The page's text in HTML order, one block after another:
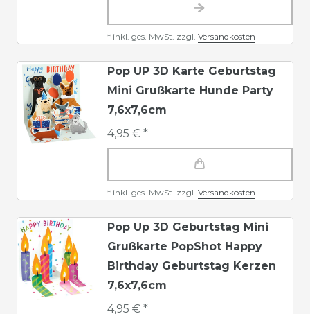
* inkl. ges. MwSt. zzgl. Versandkosten
Pop UP 3D Karte Geburtstag
Mini Grußkarte Hunde Party
7,6x7,6cm
4,95 € *
* inkl. ges. MwSt. zzgl. Versandkosten
Pop Up 3D Geburtstag Mini
Grußkarte PopShot Happy
Birthday Geburtstag Kerzen
7,6x7,6cm
4,95 € *